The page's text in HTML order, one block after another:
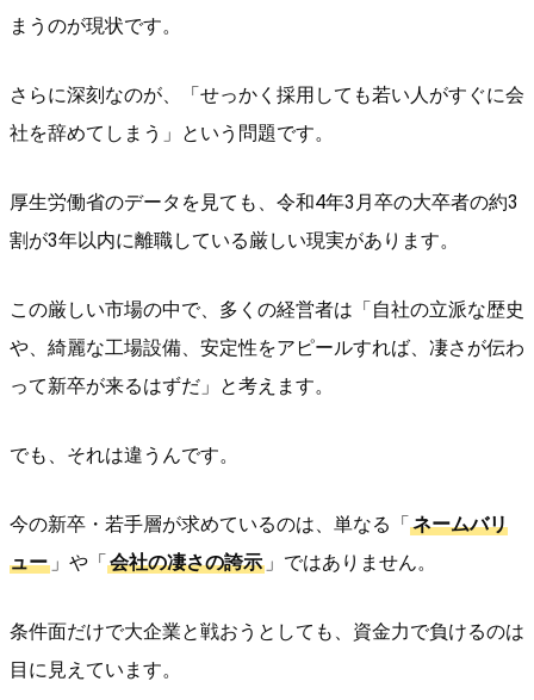
まうのが現状です。
さらに深刻なのが、「せっかく採用しても若い人がすぐに会
社を辞めてしまう」という問題です。
厚生労働省のデータを見ても、令和4年3月卒の大卒者の約3
割が3年以内に離職している厳しい現実があります。
この厳しい市場の中で、多くの経営者は「自社の立派な歴史
や、綺麗な工場設備、安定性をアピールすれば、凄さが伝わ
って新卒が来るはずだ」と考えます。
でも、それは違うんです。
今の新卒・若手層が求めているのは、単なる「 ネームバリ
ュー 」や「 会社の凄さの誇示 」ではありません。
条件面だけで大企業と戦おうとしても、資金力で負けるのは
目に見えています。